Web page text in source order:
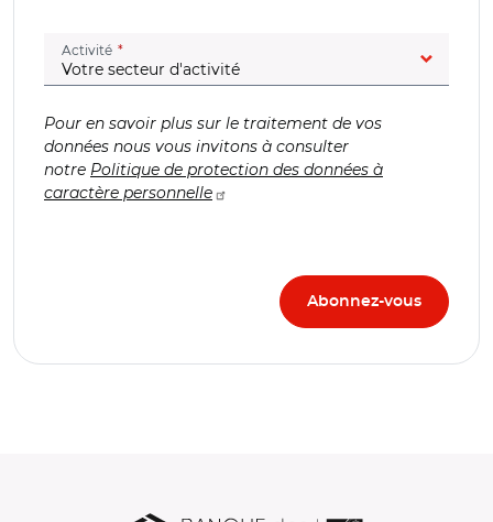
Activité (champ obligatoire)
Pour en savoir plus sur le traitement de vos
données nous vous invitons à consulter
notre Politique de protection des données à
caractère personnelle